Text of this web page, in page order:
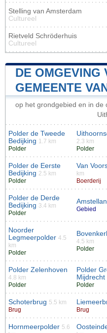
Stelling van Amsterdam
Cultureel
Rietveld Schröderhuis
Cultureel
DE OMGEVING
GEMEENTE
op het grondgebied en in de
Polder de Tweede
Bedijking 1.7 km
Polder
2.3 km
Polder
Polder de Eerste
Bedijking 2.5 km
Polder
Van
km
Boerderij
Polder de Derde
Bedijking 3.4 km
Polder
Gebied
Noorder
Legmeerpolder 4.5
km
Polder
4.5 km
Polder
Polder Zelenhoven
4.8 km
Polder
Polder
Mijdrecht
Polder
Schoterbrug 5.5 km
Brug
Brug
Hornmeerpolder 5.6